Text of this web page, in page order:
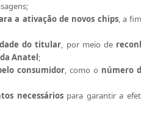
a ativação de novos chips, a
do titular, por meio de
Anatel;
consumidor, como o número
necessáriospara garantir a